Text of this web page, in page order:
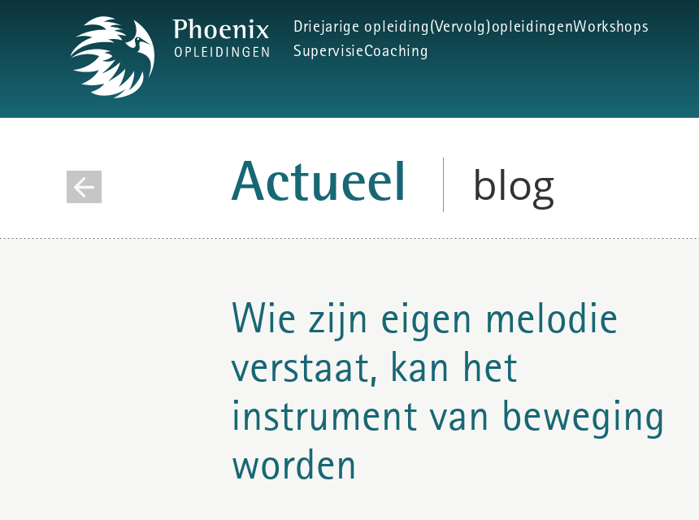
Driejarige opleiding (Vervolg)opleidingenWorkshops
SupervisieCoaching
Actueel blog
Wie zijn eigen melodie
verstaat, kan het
instrument van beweging
worden